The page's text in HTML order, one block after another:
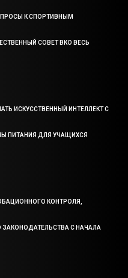
К СПОРТИВНЫМ
СОВЕТ ВКО ВЕСЬ
ИСКУССТВЕННЫЙ ИНТЕЛЛЕКТ С
ПИТАНИЯ ДЛЯ УЧАЩИХСЯ
КОНТРОЛЯ,
С НАЧАЛА